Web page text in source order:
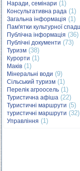
Наради, семінари (1)
Консультативна рада (1)
Загальна інформація (1)
Пам'ятки культурної
Публічна інформація (36)
Публічні документи (73)
Туризм (38)
Курорти (1)
Маків (1)
Мінеральні води (9)
Сільський туризм (1)
Перелік агроосель (1)
Туристична афіша (22)
Туристичні маршрути (5)
туристичні маршрути (32)
Управління (1)